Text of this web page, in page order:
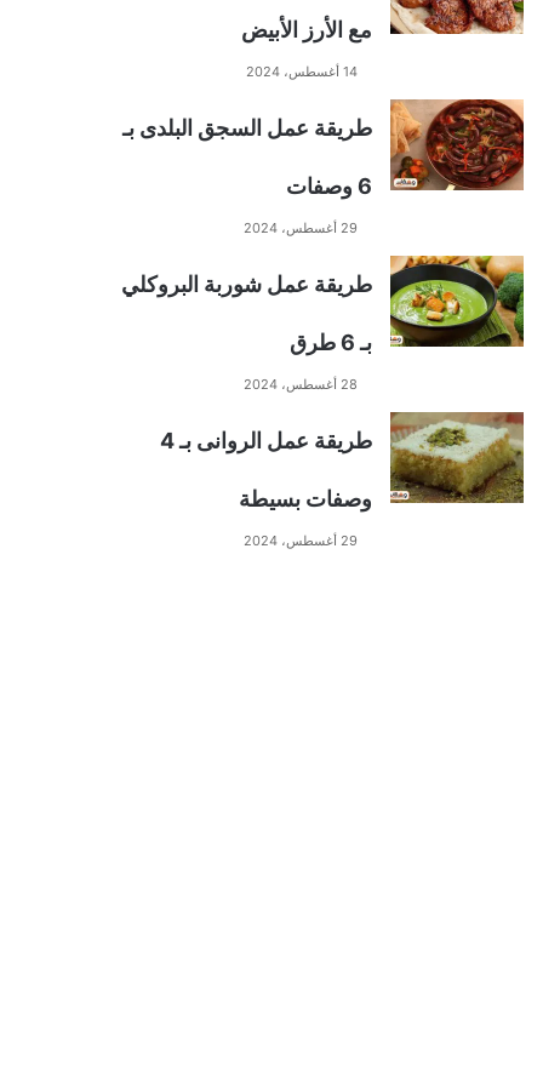
مع الأرز الأبيض
14 أغسطس، 2024
طريقة عمل السجق البلدى بـ
6 وصفات
29 أغسطس، 2024
طريقة عمل شوربة البروكلي
بـ 6 طرق
28 أغسطس، 2024
طريقة عمل الروانى بـ 4
وصفات بسيطة
29 أغسطس، 2024